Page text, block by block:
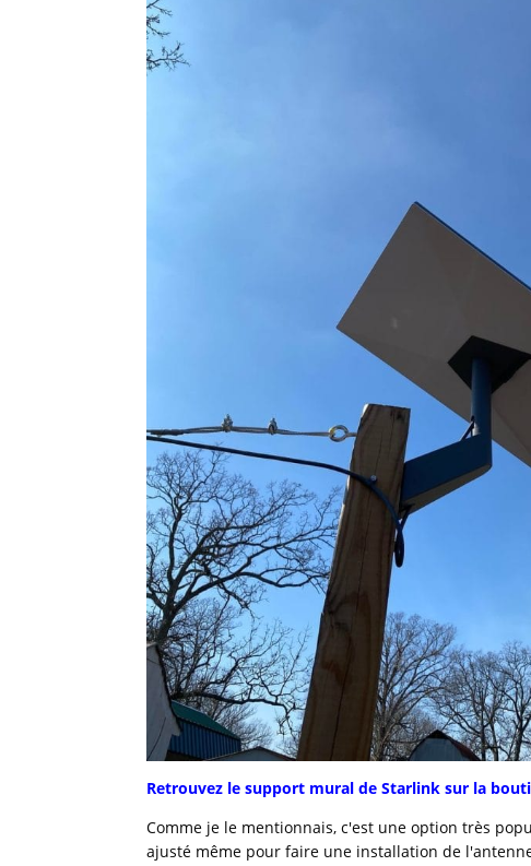
Retrouvez le support mural de Starlink sur la
Comme je le mentionnais, c'est une option très
ajusté même pour faire une installation de